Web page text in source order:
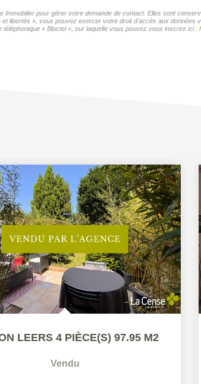
pour gérer votre demande de contact. Elles sont
libertés », vous pouvez exercer votre droit d'accès aux
« Bloctel », sur laquelle vous pouvez vous inscrire ici :
LEERS 4 PIÈCE(S) 97.95 M2
Vendu